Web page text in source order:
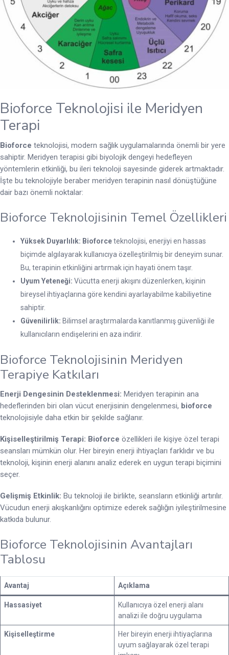
Bioforce Teknolojisi ile Meridyen
Terapi
Bioforce teknolojisi, modern sağlık uygulamalarında önemli bir yere
sahiptir. Meridyen terapisi gibi biyolojik dengeyi hedefleyen
yöntemlerin etkinliği, bu ileri teknoloji sayesinde giderek artmaktadır.
İşte bu teknolojiyle beraber meridyen terapinin nasıl dönüştüğüne
dair bazı önemli noktalar:
Bioforce Teknolojisinin Temel Özellikleri
Yüksek Duyarlılık: Bioforceteknolojisi, enerjiyi en hassas
biçimde algılayarak kullanıcıya özelleştirilmiş bir deneyim sunar.
Bu, terapinin etkinliğini artırmak için hayati önem taşır.
Uyum Yeteneği: Vücutta enerji akışını düzenlerken, kişinin
bireysel ihtiyaçlarına göre kendini ayarlayabilme kabiliyetine
sahiptir.
Güvenilirlik: Bilimsel araştırmalarda kanıtlanmış güvenliği ile
kullanıcıların endişelerini en aza indirir.
Bioforce Teknolojisinin Meridyen
Terapiye Katkıları
Enerji Dengesinin Desteklenmesi: Meridyen terapinin ana
hedeflerinden biri olan vücut enerjisinin dengelenmesi, bioforce
teknolojisiyle daha etkin bir şekilde sağlanır.
Kişiselleştirilmiş Terapi: Bioforce özellikleri ile kişiye özel terapi
seansları mümkün olur. Her bireyin enerji ihtiyaçları farklıdır ve bu
teknoloji, kişinin enerji alanını analiz ederek en uygun terapi biçimini
seçer.
Gelişmiş Etkinlik: Bu teknoloji ile birlikte, seansların etkinliği artırılır.
Vücudun enerji akışkanlığını optimize ederek sağlığın iyileştirilmesine
katkıda bulunur.
Bioforce Teknolojisinin Avantajları
Tablosu
Avantaj Açıklama
Hassasiyet
Kullanıcıya özel enerji alanı
analizi ile doğru uygulama
Kişiselleştirme
Her bireyin enerji ihtiyaçlarına
uyum sağlayarak özel terapi